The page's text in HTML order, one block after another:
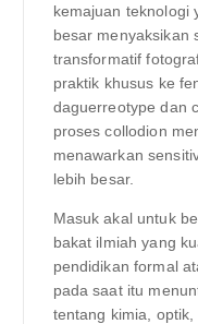
kemajuan teknologi
besar menyaksikan
transformatif
praktik khusus ke
daguerreotype dan
proses collodion
menawarkan
lebih besar.
Masuk akal untuk
bakat ilmiah yang
pendidikan formal
pada saat itu
tentang kimia, optik,